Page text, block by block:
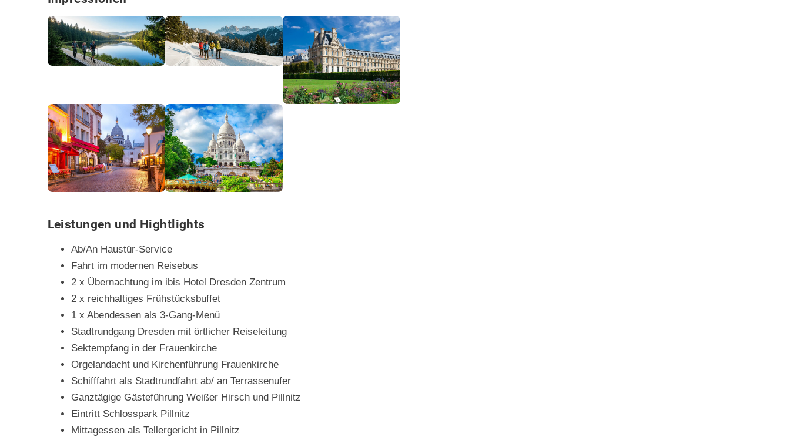
Leistungen und Hightlights
Ab/An Haustür-Service
Fahrt im modernen Reisebus
2 x Übernachtung im ibis Hotel Dresden Zentrum
2 x reichhaltiges Frühstücksbuffet
1 x Abendessen als 3-Gang-Menü
Stadtrundgang Dresden mit örtlicher Reiseleitung
Sektempfang in der Frauenkirche
Orgelandacht und Kirchenführung Frauenkirche
Schifffahrt als Stadtrundfahrt ab/ an Terrassenufer
Ganztägige Gästeführung Weißer Hirsch und Pillnitz
Eintritt Schlosspark Pillnitz
Mittagessen als Tellergericht in Pillnitz